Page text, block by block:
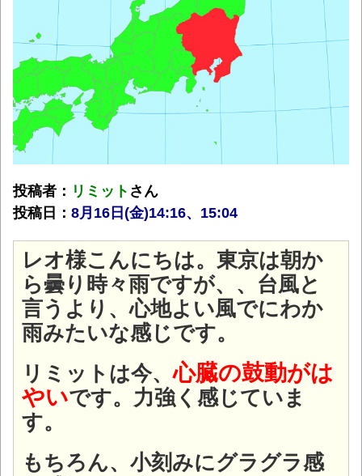
投稿者： リミット さん
投稿日： 8月16 日(金)14:16、15:04
レオ様こんにちは。東京は朝か
ら曇り時々雨ですが、、台風と
言うより、心地よい風でにわか
雨みたいな感じです。
リミットは今、心臓の鼓動がは
やいです。力強く感じていま
す。
もちろん、小刻みにグラグラ感